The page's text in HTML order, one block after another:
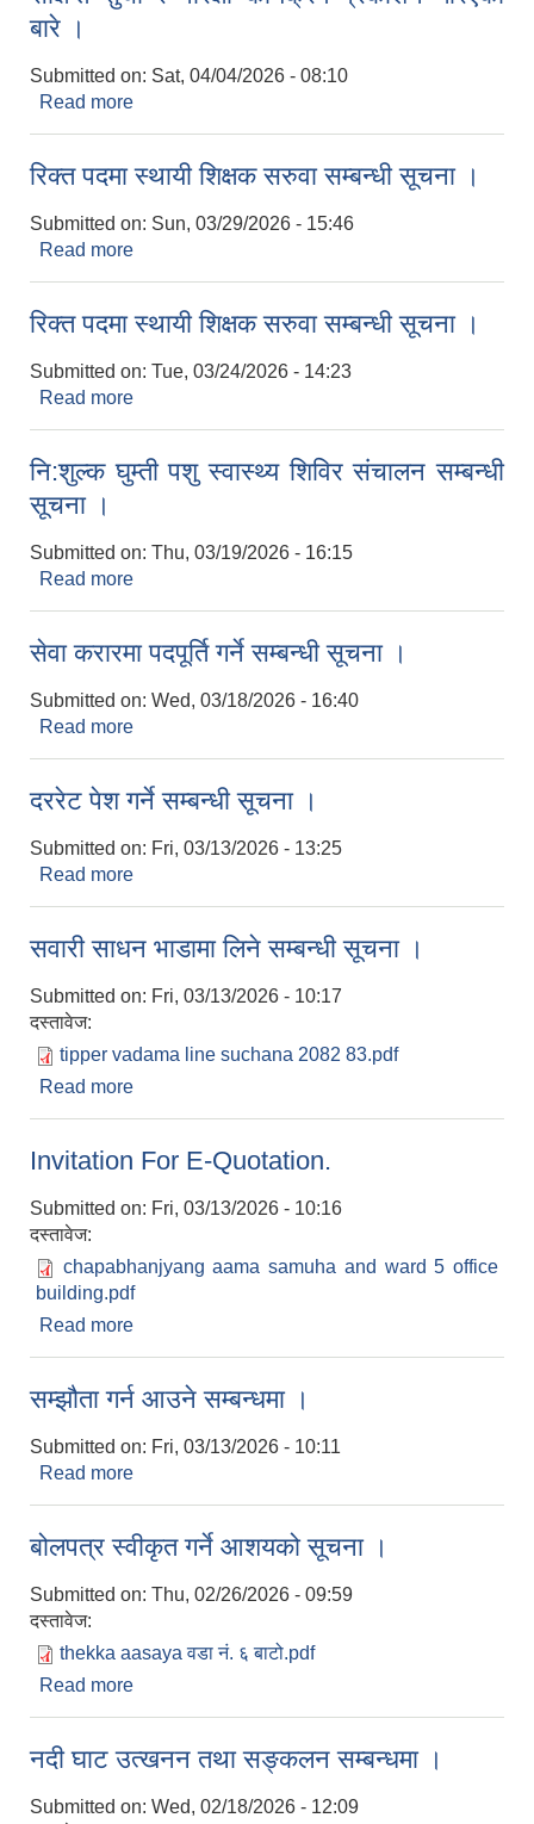
बारे ।
Submitted on: Sat, 04/04/2026 - 08:10
Read more
रिक्त पदमा स्थायी शिक्षक सरुवा सम्बन्धी सूचना ।
Submitted on: Sun, 03/29/2026 - 15:46
Read more
रिक्त पदमा स्थायी शिक्षक सरुवा सम्बन्धी सूचना ।
Submitted on: Tue, 03/24/2026 - 14:23
Read more
नि:शुल्क घुम्ती पशु स्वास्थ्य शिविर संचालन सम्बन्धी
सूचना ।
Submitted on: Thu, 03/19/2026 - 16:15
Read more
सेवा करारमा पदपूर्ति गर्ने सम्बन्धी सूचना ।
Submitted on: Wed, 03/18/2026 - 16:40
Read more
दररेट पेश गर्ने सम्बन्धी सूचना ।
Submitted on: Fri, 03/13/2026 - 13:25
Read more
सवारी साधन भाडामा लिने सम्बन्धी सूचना ।
Submitted on: Fri, 03/13/2026 - 10:17
दस्तावेज:
tipper vadama line suchana 2082 83.pdf
Read more
Invitation For E-Quotation.
Submitted on: Fri, 03/13/2026 - 10:16
दस्तावेज:
chapabhanjyang aama samuha and ward 5 office
building.pdf
Read more
सम्झौता गर्न आउने सम्बन्धमा ।
Submitted on: Fri, 03/13/2026 - 10:11
Read more
बोलपत्र स्वीकृत गर्ने आशयको सूचना ।
Submitted on: Thu, 02/26/2026 - 09:59
दस्तावेज:
thekka aasaya वडा नं. ६ बाटो.pdf
Read more
नदी घाट उत्खनन तथा सङ्कलन सम्बन्धमा ।
Submitted on: Wed, 02/18/2026 - 12:09